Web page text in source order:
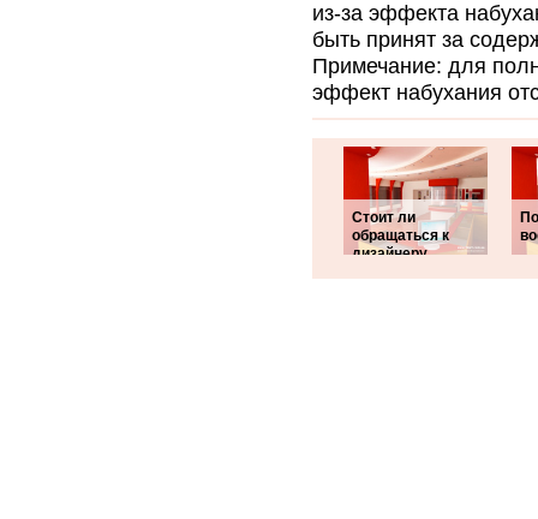
из-за эффекта
быть принят за
Примечание: для
эффект набухания
Стоит ли
обращаться к
дизайнеру